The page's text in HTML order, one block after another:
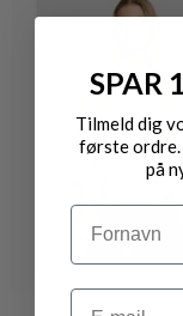
SPAR
Tilmeld dig
første
på
Navn
Email